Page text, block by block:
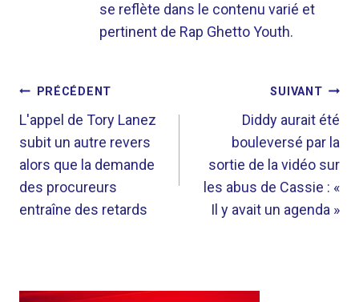
se reflète dans le contenu varié et
pertinent de Rap Ghetto Youth.
NAVIGATION
DE
L’ARTICLE
PRÉCÉDENT
L'appel de Tory Lanez
subit un autre revers
alors que la demande
des procureurs
entraîne des retards
SUIVANT
Diddy aurait été
bouleversé par la
sortie de la vidéo sur
les abus de Cassie : «
Il y avait un agenda »